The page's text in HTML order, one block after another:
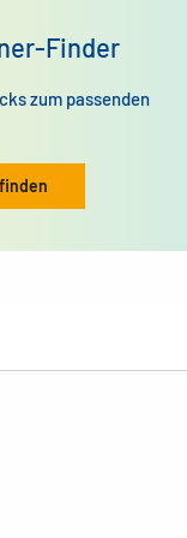
Finder
zum passenden